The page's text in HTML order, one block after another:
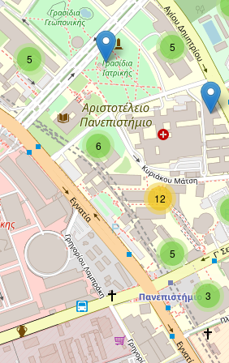
5
3
5
12
6
5